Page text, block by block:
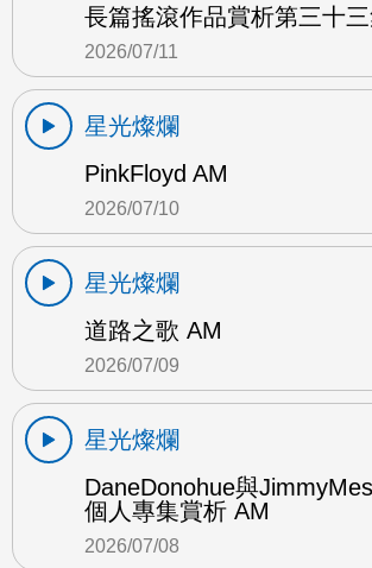
長篇搖滾作品賞析第三十
2026/07/11
星光燦爛
PinkFloyd AM
2026/07/10
星光燦爛
道路之歌 AM
2026/07/09
星光燦爛
DaneDonohue與
個人專集賞析 AM
2026/07/08